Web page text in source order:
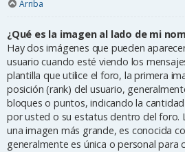
Arriba
¿Qué es la imagen al lado de mi
Hay dos imágenes que pueden
usuario cuando esté viendo los
plantilla que utilice el foro, la primera
posición (rank) del usuario,
bloques o puntos, indicando la
por usted o su estatus dentro del foro.
una imagen más grande, es conocida
generalmente es única o personal para